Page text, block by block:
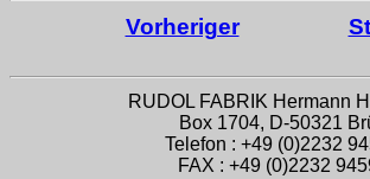
Vorheriger
RUDOL FABRIK Hermann
Box 1704, D-50321
Telefon : +49 (0)2232
FAX : +49 (0)2232